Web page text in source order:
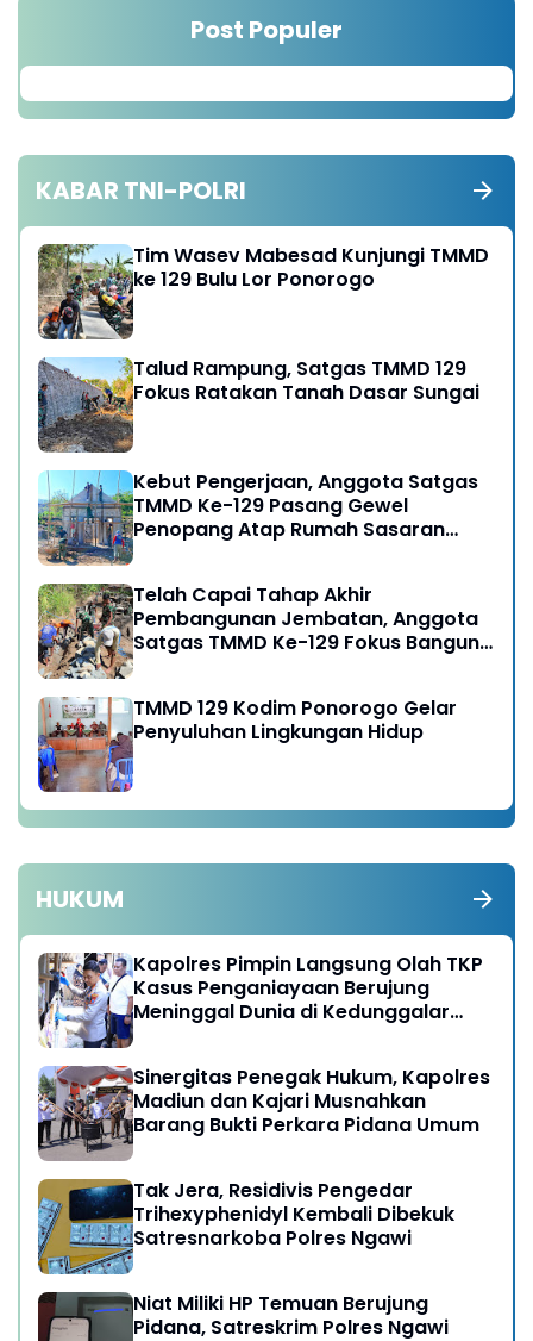
Post Populer
KABAR TNI-POLRI
Tim Wasev Mabesad Kunjungi TMMD
ke 129 Bulu Lor Ponorogo
Talud Rampung, Satgas TMMD 129
Fokus Ratakan Tanah Dasar Sungai
Kebut Pengerjaan, Anggota Satgas
TMMD Ke-129 Pasang Gewel
Penopang Atap Rumah Sasaran
Telah Capai Tahap Akhir
Pembangunan Jembatan, Anggota
Satgas TMMD Ke-129 Fokus Bangun
TMMD 129 Kodim Ponorogo Gelar
Penyuluhan Lingkungan Hidup
HUKUM
Kapolres Pimpin Langsung Olah TKP
Kasus Penganiayaan Berujung
Meninggal Dunia di Kedunggalar
Sinergitas Penegak Hukum, Kapolres
Madiun dan Kajari Musnahkan
Barang Bukti Perkara Pidana Umum
Tak Jera, Residivis Pengedar
Trihexyphenidyl Kembali Dibekuk
Satresnarkoba Polres Ngawi
Niat Miliki HP Temuan Berujung
Pidana, Satreskrim Polres Ngawi